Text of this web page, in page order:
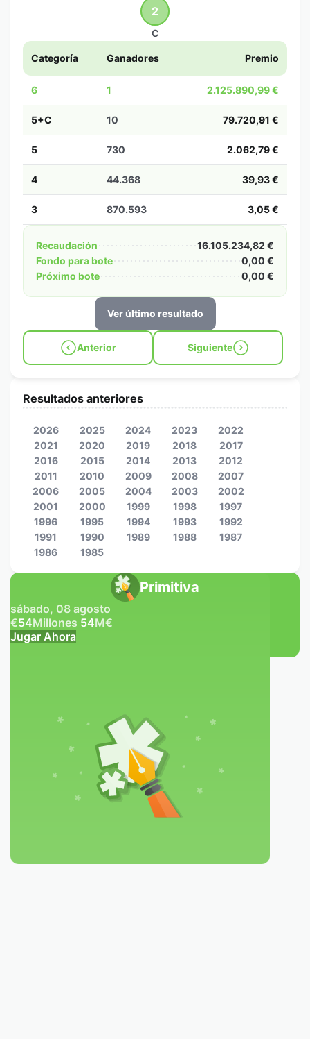
2
C
Categoría Ganadores Premio
6 1 2.125.890,99 €
5+C 10 79.720,91 €
5 730 2.062,79 €
4 44.368 39,93 €
3 870.593 3,05 €
Recaudación
16.105.234,82 €
Fondo para bote
0,00 €
Próximo bote
0,00 €
Ver último resultado
Anterior Siguiente
Primitiva
sábado, 08 agosto
€54Millones 54M€
Jugar Ahora
Resultados anteriores
2026 2025 2024 2023
2022
2021
2020 2019 2018
2017
2016
2015 2014 2013
2012
2011
2010 2009 2008
2007
2006
2005 2004 2003
2002
2001
2000 1999 1998
1997
1996
1995 1994 1993
1992
1991
1990 1989 1988
1987
1986
1985